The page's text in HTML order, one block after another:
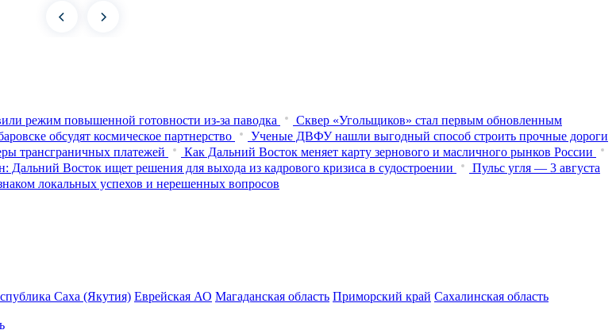
режим повышенной готовности из‑за паводка
Сквер «Угольщиков» стал первым обновленным
обсудят космическое партнерство
Ученые ДВФУ нашли выгодный способ строить прочные дороги
трансграничных платежей
Как Дальний Восток меняет карту зернового и масличного рынков России
Дальний Восток ищет решения для выхода из кадрового кризиса в судостроении
Пульс угля — 3 августа
локальных успехов и нерешенных вопросов
Саха (Якутия) Еврейская АО Магаданская область Приморский край Сахалинская область